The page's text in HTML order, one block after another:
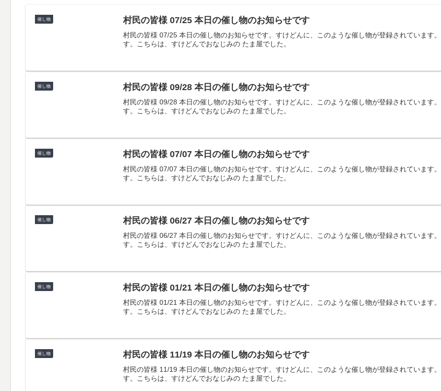
催し物 村民の皆様 07/25 本日の催し物のお知らせです
村民の皆様 07/25 本日の催し物のお知らせです。すけどんに、このような催し物が登録されています
す。こちらは、すけどんでおなじみの たま屋でした。
催し物 村民の皆様 09/28 本日の催し物のお知らせです
村民の皆様 09/28 本日の催し物のお知らせです。すけどんに、このような催し物が登録されています
す。こちらは、すけどんでおなじみの たま屋でした。
催し物 村民の皆様 07/07 本日の催し物のお知らせです
村民の皆様 07/07 本日の催し物のお知らせです。すけどんに、このような催し物が登録されています
す。こちらは、すけどんでおなじみの たま屋でした。
催し物 村民の皆様 06/27 本日の催し物のお知らせです
村民の皆様 06/27 本日の催し物のお知らせです。すけどんに、このような催し物が登録されています
す。こちらは、すけどんでおなじみの たま屋でした。
催し物 村民の皆様 01/21 本日の催し物のお知らせです
村民の皆様 01/21 本日の催し物のお知らせです。すけどんに、このような催し物が登録されています
す。こちらは、すけどんでおなじみの たま屋でした。
催し物 村民の皆様 11/19 本日の催し物のお知らせです
村民の皆様 11/19 本日の催し物のお知らせです。すけどんに、このような催し物が登録されています
す。こちらは、すけどんでおなじみの たま屋でした。